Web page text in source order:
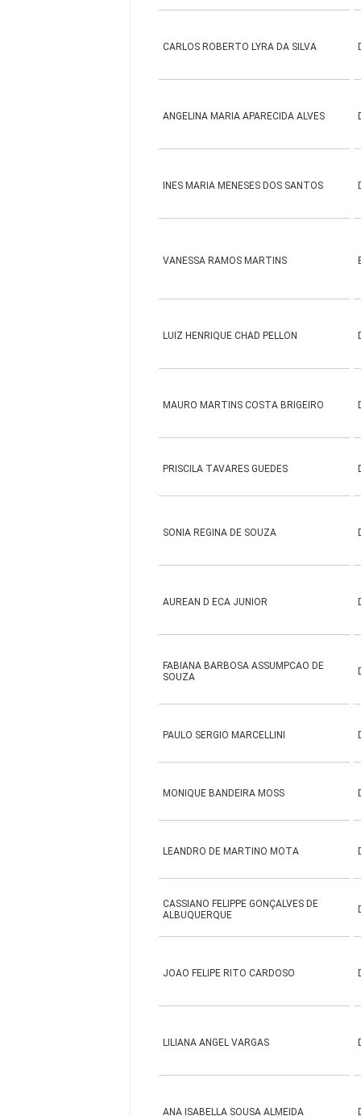
CARLOS ROBERTO LYRA DA SILVA
ANGELINA MARIA APARECIDA ALVES
INES MARIA MENESES DOS SANTOS
VANESSA RAMOS MARTINS
LUIZ HENRIQUE CHAD PELLON
MAURO MARTINS COSTA BRIGEIRO
PRISCILA TAVARES GUEDES
SONIA REGINA DE SOUZA
AUREAN D ECA JUNIOR
FABIANA BARBOSA ASSUMPCAO DE
SOUZA
PAULO SERGIO MARCELLINI
MONIQUE BANDEIRA MOSS
LEANDRO DE MARTINO MOTA
CASSIANO FELIPPE GONÇALVES DE
ALBUQUERQUE
JOAO FELIPE RITO CARDOSO
LILIANA ANGEL VARGAS
ANA ISABELLA SOUSA ALMEIDA